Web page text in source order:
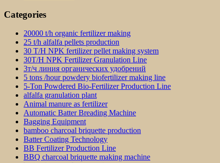
Categories
20000 t/h organic fertilizer making
25 t/h alfalfa pellets production
30 T/H NPK fertilizer pellet making system
30T/H NPK Fertilizer Granulation Line
3т/ч линия органических удобрений
5 tons /hour powdery biofertilizer making line
5-Ton Powdered Bio-Fertilizer Production Line
alfalfa granulation plant
Animal manure as fertilizer
Automatic Batter Breading Machine
Bagging Equipment
bamboo charcoal briquette production
Batter Coating Technology
BB Fertilizer Production Line
BBQ charcoal briquette making machine